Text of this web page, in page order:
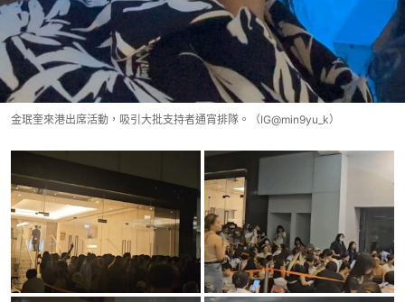
金珉奎來港出席活動，吸引大批支持者通宵排隊。（IG@min9yu_k）